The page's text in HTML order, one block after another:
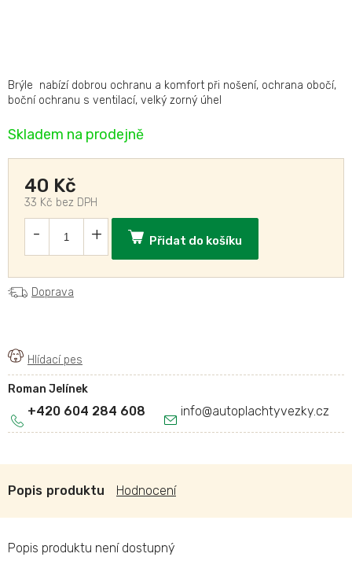
Skladem na prodejně
40 Kč
33 Kč bez DPH
Přidat do košíku
Brýle nabízí dobrou ochranu a komfort při nošení, ochrana obočí,
boční ochranu s ventilací, velký zorný úhel
Roman Jelínek
info@autoplachtyvezky.cz
+420 604 284 608
Doprava
Popis Hodnocení
Popis produktu není dostupný